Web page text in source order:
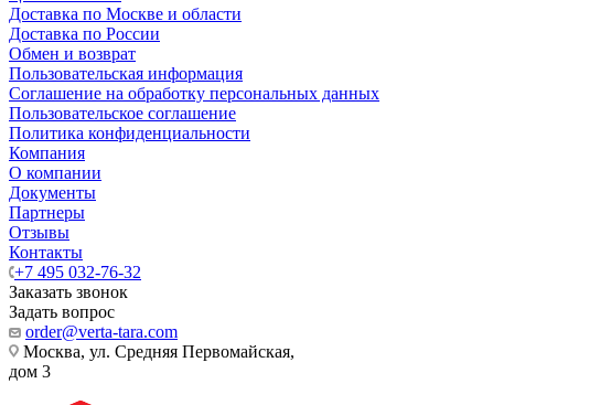
Доставка по Москве и области
Доставка по России
Обмен и возврат
Пользовательская информация
Соглашение на обработку персональных данных
Пользовательское соглашение
Политика конфиденциальности
Компания
О компании
Документы
Партнеры
Отзывы
Контакты
+7 495 032-76-32
Заказать звонок
Задать вопрос
order@verta-tara.com
Москва, ул. Средняя Первомайская,
дом 3